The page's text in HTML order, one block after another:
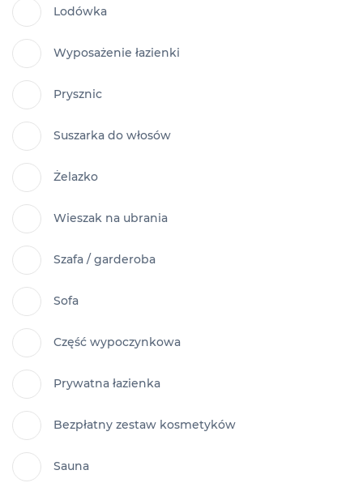
Lodówka
Wyposażenie łazienki
Prysznic
Suszarka do włosów
Żelazko
Wieszak na ubrania
Szafa / garderoba
Sofa
Część wypoczynkowa
Prywatna łazienka
Bezpłatny zestaw kosmetyków
Sauna